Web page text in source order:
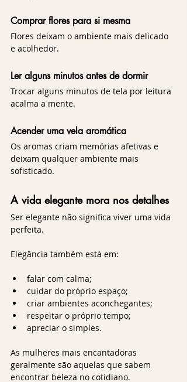
Comprar flores para si mesma
Flores deixam o ambiente mais delicado
e acolhedor.
Ler alguns minutos antes de dormir
Trocar alguns minutos de tela por leitura
acalma a mente.
Acender uma vela aromática
Os aromas criam memórias afetivas e
deixam qualquer ambiente mais
sofisticado.
A vida elegante mora nos detalhes
Ser elegante não significa viver uma vida
perfeita.
Elegância também está em:
falar com calma;
cuidar do próprio espaço;
criar ambientes aconchegantes;
respeitar o próprio tempo;
apreciar o simples.
As mulheres mais encantadoras
geralmente são aquelas que sabem
encontrar beleza no cotidiano.